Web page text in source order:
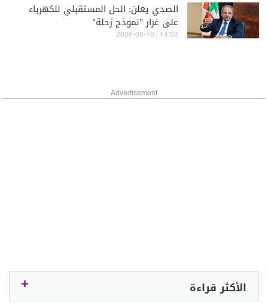
الصدي يعلن: الحل المستقبلي للكهرباء
على غرار "نموذج زحلة"
14:02 | 2026-08-10
Advertisement
الأكثر قراءة